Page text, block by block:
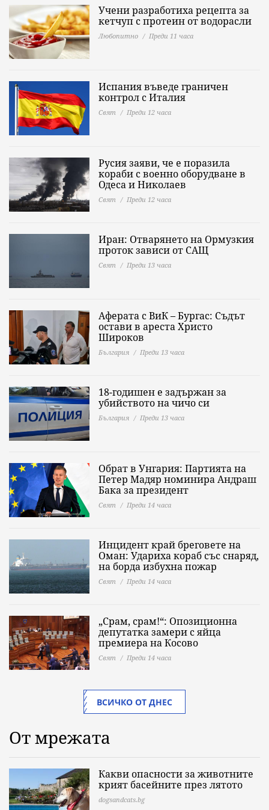
Учени разработиха рецепта за
кетчуп с протеин от водорасли
Любопитно Преди 11 часа
Испания въведе граничен
контрол с Италия
Свят Преди 12 часа
Русия заяви, че е поразила
кораби с военно оборудване в
Одеса и Николаев
Свят Преди 12 часа
Иран: Отварянето на Ормузкия
проток зависи от САЩ
Свят Преди 13 часа
Аферата с ВиК – Бургас: Съдът
остави в ареста Христо
Широков
България Преди 13 часа
18-годишен е задържан за
убийството на чичо си
България Преди 13 часа
Обрат в Унгария: Партията на
Петер Мадяр номинира Андраш
Бака за президент
Свят Преди 14 часа
Инцидент край бреговете на
Оман: Удариха кораб със снаряд,
на борда избухна пожар
Свят Преди 14 часа
„Срам, срам!“: Опозиционна
депутатка замери с яйца
премиера на Косово
Свят Преди 14 часа
ВСИЧКО ОТ ДНЕС
От мрежата
Какви опасности за животните
крият басейните през лятото
dogsandcats.bg